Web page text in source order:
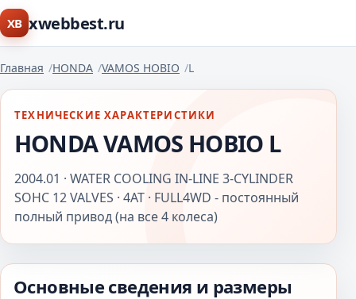
XB xwebbest.ru
Главная HONDA VAMOS HOBIO L
ТЕХНИЧЕСКИЕ ХАРАКТЕРИСТИКИ
HONDA VAMOS HOBIO L
2004.01 · WATER COOLING IN-LINE 3-CYLINDER
SOHC 12 VALVES · 4AT · FULL4WD - постоянный
полный привод (на все 4 колеса)
Основные сведения и размеры